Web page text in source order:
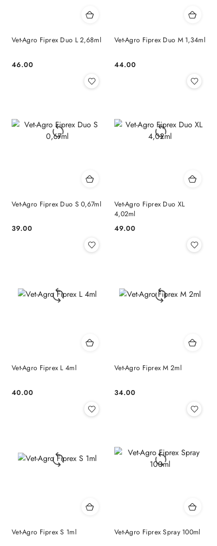
Vet-Agro Fiprex Duo L 2,68ml
Cena:
46.00
Vet-Agro Fiprex Duo M 1,34ml
Cena:
44.00
Vet-Agro Fiprex Duo S 0,67ml
Cena:
39.00
Vet-Agro Fiprex Duo XL
4,02ml
Cena:
49.00
Vet-Agro Fiprex L 4ml
Cena:
40.00
Vet-Agro Fiprex M 2ml
Cena:
34.00
Vet-Agro Fiprex S 1ml Vet-Agro Fiprex Spray 100ml